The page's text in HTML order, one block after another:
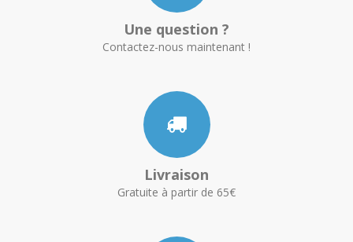
Une question ?
Contactez-nous maintenant !
Livraison
Gratuite à partir de 65€